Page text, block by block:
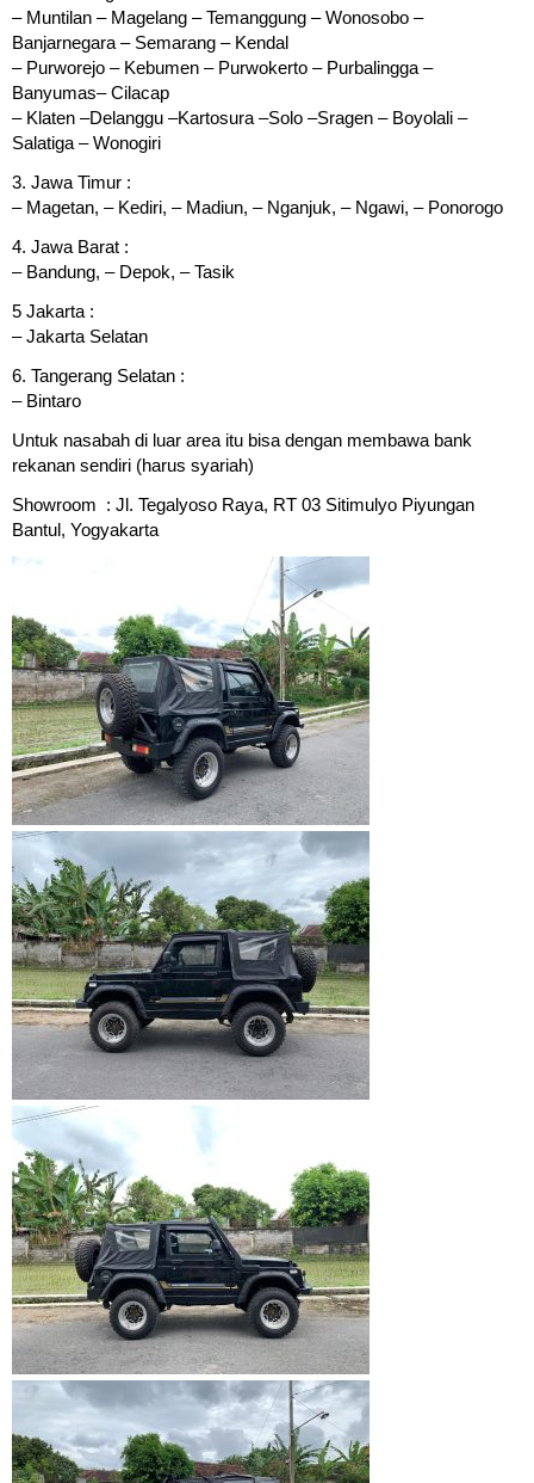
– Muntilan – Magelang – Temanggung – Wonosobo –
Banjarnegara – Semarang – Kendal
– Purworejo – Kebumen – Purwokerto – Purbalingga –
Banyumas– Cilacap
– Klaten –Delanggu –Kartosura –Solo –Sragen – Boyolali –
Salatiga – Wonogiri
3. Jawa Timur :
– Magetan, – Kediri, – Madiun, – Nganjuk, – Ngawi, – Ponorogo
4. Jawa Barat :
– Bandung, – Depok, – Tasik
5 Jakarta :
– Jakarta Selatan
6. Tangerang Selatan :
– Bintaro
Untuk nasabah di luar area itu bisa dengan membawa bank
rekanan sendiri (harus syariah)
Showroom : Jl. Tegalyoso Raya, RT 03 Sitimulyo Piyungan
Bantul, Yogyakarta